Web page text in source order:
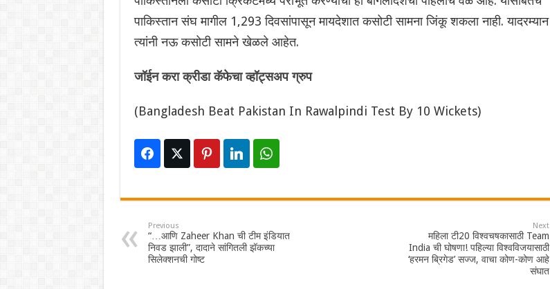
पाकिस्तान संघ मागील 1,293 दिवसांपासून मायदेशात कसोटी सामना जिंकू शकला नाही. यादरम्यान
त्यांनी नऊ कसोटी सामने खेळले आहेत.
जॉईन करा क्रीडा कॅफेचा व्हॉट्सअप ग्रुप
(Bangladesh Beat Pakistan In Rawalpindi Test By 10 Wickets)
Previous
“…आणि Zaheer Khan ची टीम इंडियात
निवड झाली”, दादाने सांगितली झॅकच्या
सिलेक्शनची गोष्ट
Next
महिला टी20 विश्वचषकासाठी Team
India ची घोषणा! पहिल्या विश्वविजयासाठी
‘हरमन ब्रिगेड’ सज्ज, वाचा कोण-कोण आहे
संघात